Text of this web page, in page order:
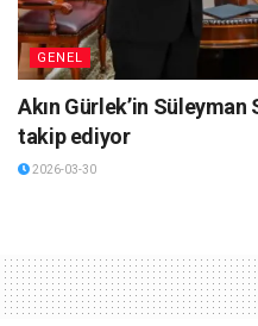
GENEL
Akın Gürlek’in
takip ediyor
2026-03-30